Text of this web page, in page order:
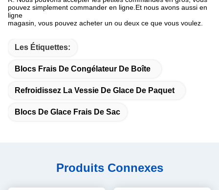
pouvez simplement commander en ligne.Et nous avons aussi en
ligne
magasin, vous pouvez acheter un ou deux ce que vous voulez.
Les Étiquettes:
Blocs Frais De Congélateur De Boîte
Refroidissez La Vessie De Glace De Paquet
Blocs De Glace Frais De Sac
Produits Connexes